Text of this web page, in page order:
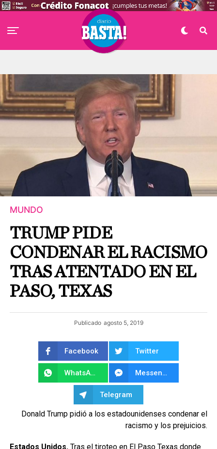
MUNDO
TRUMP PIDE
CONDENAR EL RACISMO
TRAS ATENTADO EN EL
PASO, TEXAS
Publicado agosto 5, 2019
Facebook Twitter
WhatsApp Messenger
Telegram
Donald Trump pidió a los estadounidenses condenar el
racismo y los prejuicios.
Estados Unidos. Tras el tiroteo en El Paso Texas donde